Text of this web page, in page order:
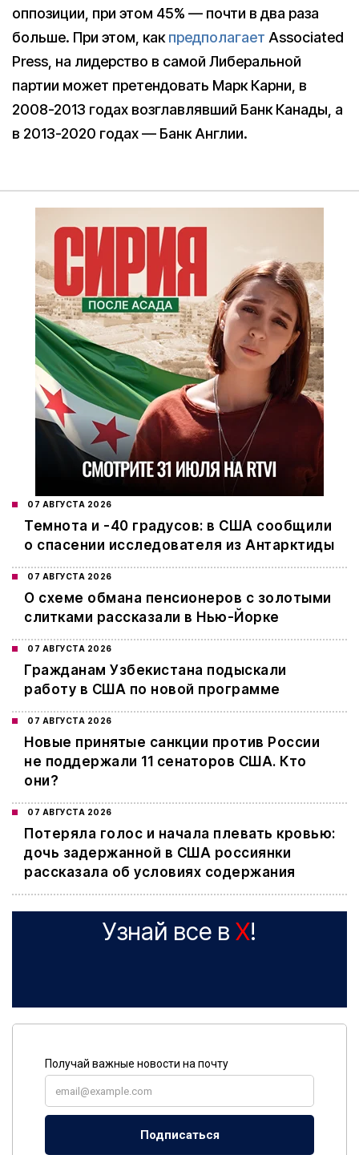
оппозиции, при этом 45% — почти в два раза
больше. При этом, какпредполагает Associated
Press, на лидерство в самой Либеральной
партии может претендовать Марк Карни, в
2008-2013 годах возглавлявший Банк Канады, а
в 2013-2020 годах — Банк Англии.
07 АВГУСТА 2026
Темнота и -40 градусов: в США сообщили
о спасении исследователя из Антарктиды
07 АВГУСТА 2026
О схеме обмана пенсионеров с золотыми
слитками рассказали в Нью-Йорке
07 АВГУСТА 2026
Гражданам Узбекистана подыскали
работу в США по новой программе
07 АВГУСТА 2026
Новые принятые санкции против России
не поддержали 11 сенаторов США. Кто
они?
07 АВГУСТА 2026
Потеряла голос и начала плевать кровью:
дочь задержанной в США россиянки
рассказала об условиях содержания
Узнай все в X!